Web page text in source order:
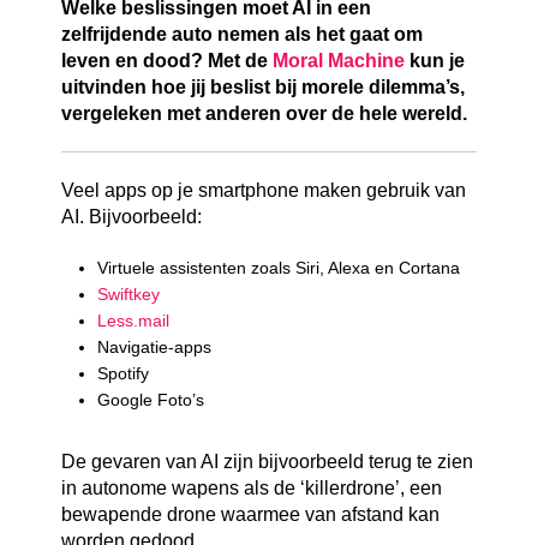
Welke beslissingen moet AI in een
zelfrijdende auto nemen als het gaat om
leven en dood? Met de Moral Machine kun je
uitvinden hoe jij beslist bij morele dilemma’s,
vergeleken met anderen over de hele wereld.
Veel apps op je smartphone maken gebruik van
AI. Bijvoorbeeld:
Virtuele assistenten zoals Siri, Alexa en Cortana
Swiftkey
Less.mail
Navigatie-apps
Spotify
Google Foto’s
De gevaren van AI zijn bijvoorbeeld terug te zien
in autonome wapens als de ‘killerdrone’, een
bewapende drone waarmee van afstand kan
worden gedood.